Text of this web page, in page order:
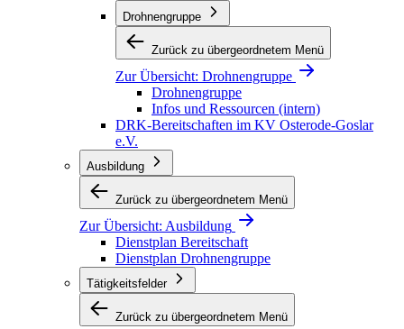
Drohnengruppe
Zurück zu übergeordnetem Menü
Zur Übersicht: Drohnengruppe
Drohnengruppe
Infos und Ressourcen (intern)
DRK-Bereitschaften im KV Osterode-Goslar
e.V.
Ausbildung
Zurück zu übergeordnetem Menü
Zur Übersicht: Ausbildung
Dienstplan Bereitschaft
Dienstplan Drohnengruppe
Tätigkeitsfelder
Zurück zu übergeordnetem Menü